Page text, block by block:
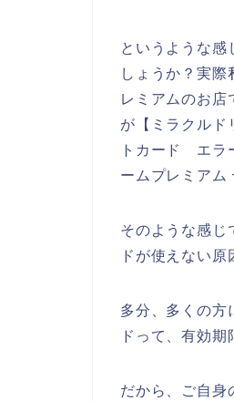
というような感
しょうか？実
レミアムのお店
が【ミラクルド
トカード エラ
ームプレミアム
そのような感じ
ドが使えない
多分、多くの方
ドって、有効
だから、ご自身